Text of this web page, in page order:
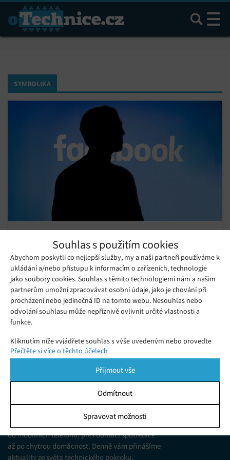
Souhlas s použitím cookies
Abychom poskytli co nejlepší služby, my a naši partneři používáme k
ukládání a/nebo přístupu k informacím o zařízeních, technologie
jako soubory cookies. Souhlas s těmito technologiemi nám a našim
partnerům umožní zpracovávat osobní údaje, jako je chování při
procházení nebo jedinečná ID na tomto webu. Nesouhlas nebo
odvolání souhlasu může nepříznivě ovlivnit určité vlastnosti a
funkce.
Kliknutím níže vyjádřete souhlas s výše uvedeným nebo proveďte
podrobnější rozhodnutí. Vaše volby budou použity pouze na tomto
pomocí přepínačů v Zásadách cookies nebo kliknutím na tlačítko
Spravovat souhlas ve spodní části obrazovky.
Ukládání a/nebo přístup k informacím v zařízení, Porozumění
publiku prostřednictvím statistik nebo kombinací údajů z
různých zdrojů.
Přečtěte si více o těchto účelech
Přijmout vše
Odmítnout
Spravovat možnosti
Hledat
SYMBOLIKA
Facebook kvůli přítomnosti nacistického
symbolu. Antifa se tak sama označuje, hájí
se prezidentův tým
Sobota 20. 06. 2020 Redakce
Sociální síť Facebook patří k místům, která jsou ke statusům
amerického prezidenta Donalda Trumpa a jeho týmu poměrně
shovívavé.
Jsme web zajímající se o technologické novinky
od mobilních telefonů, přes domácí spotřebiče
až po chytrou domácnost. Denně vám přinášíme
aktuality ze světa technického pokroku,